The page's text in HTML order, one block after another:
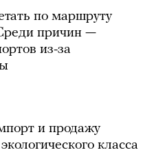
по маршруту
причин —
из-за
и продажу
класса